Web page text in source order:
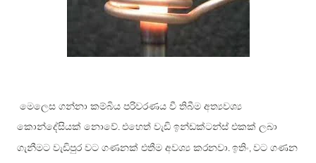
මෙලෙස ගන්නා කම්බිය පරිවරණය වී තිබීම අත්‍යවශ්‍ය
කොන්දේසියක් නොවේ. එහෙත් වැඩි ඉන්ඩක්ටන්ස් එකක් ලබා
ගැනීමට වැඩිපුර වට ගණනක් එතීම අවශ්‍ය කරනවා. ඉතිං, වට ගණන